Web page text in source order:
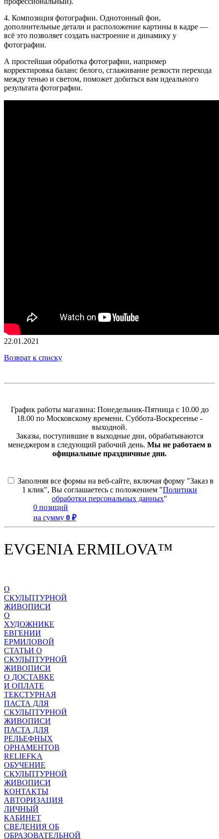
4. Композиция фотографии. Однотонный фон,
дополнительные детали и расположение картины в кадре —
всё это позволяет создать настроение и динамику у
фотографии. ⠀
А простейшая обработка фотографии, например
корректировка баланс белого, сглаживание резкости перехода
между тенью и светом, поможет добиться вам идеального
результата фотографии.
22.01.2021
Возврат к списку
График работы магазина: Понедельник-Пятница с 10.00 до
18.00 по Московскому времени. Суббота-Воскресенье -
выходной.
Заказы, поступившие в выходные дни, обрабатываются
менеджером в следующий рабочий день. Мы не работаем в
официальные праздничные дни.
Заполняя все формы на веб-сайте, включая форму "Заказ в
1 клик", Вы соглашаетесь с положением "Политики
обработки персональных данных"
0 позиций
на сумму 0 ₽
EVGENIA ERMILOVA™
О
СКУЛЬПТУРНОЙ
ЖИВОПИСИ
О
ХУДОЖНИКЕ
ЕВГЕНИИ
ЕРМИЛОВОЙ
СТАТЬИ О
СКУЛЬПТУРНОЙ
ЖИВОПИСИ
О ДОСТАВКЕ
И ОПЛАТЕ
ТЕКСТУРНАЯ
ПАСТА ДЛЯ
СКУЛЬПТУРНОЙ
ЖИВОПИСИ
ПАСТА ДЛЯ
РЕЛЬЕФНЫХ
ОРНАМЕНТОВ
RELIEFKA
ОБУЧЕНИЕ
СКУЛЬПТУРНОЙ
ЖИВОПИСИ
КОНТАКТЫ
АВТОРИЗАЦИЯ
ЛИЧНЫЙ
КАБИНЕТ
СВЕДЕНИЯ ОБ
ОБРАЗОВАТЕЛЬНОЙ